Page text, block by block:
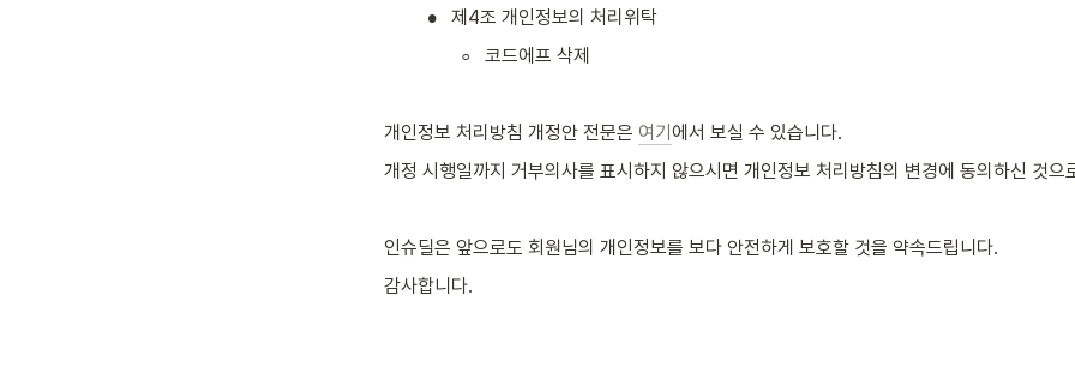
• 제4조 개인정보의 처리위탁
◦ 코드에프 삭제
개인정보 처리방침 개정안 전문은 여기 에서 보실 수 있습니다.
개정 시행일까지 거부의사를 표시하지 않으시면 개인정보 처리방침의 변경에 동의하신 것으
인슈딜은 앞으로도 회원님의 개인정보를 보다 안전하게 보호할 것을 약속드립니다.
감사합니다.